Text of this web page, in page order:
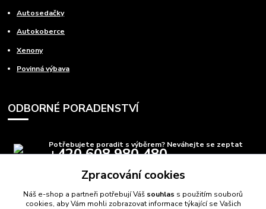
Autosedačky
Autokoberce
Xenony
Povinná výbava
ODBORNÉ PORADENSTVÍ
Potřebujete poradit s výběrem? Neváhejte se zeptat
+420 608 980 480
info@autods.cz
Zpracování cookies
Náš e-shop a partneři potřebují Váš souhlas s použitím souborů
cookies, aby Vám mohli zobrazovat informace týkající se Vašich